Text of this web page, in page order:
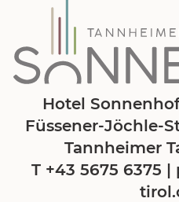
Hotel
Füssener-Jöchle-
Tannheimer
T +43 5675 6375 |
tirol.